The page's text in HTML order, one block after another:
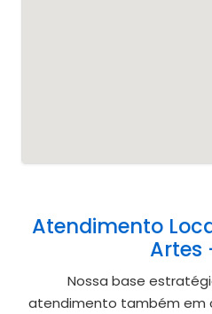
Atendimento
Artes
Nossa base
atendimento também em